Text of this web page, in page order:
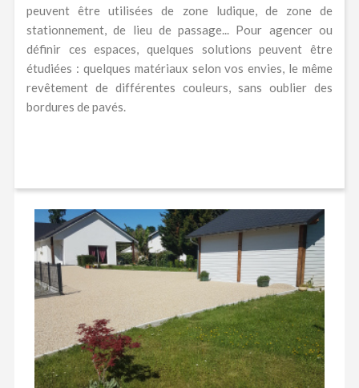
peuvent être utilisées de zone ludique, de zone de
stationnement, de lieu de passage... Pour agencer ou
définir ces espaces, quelques solutions peuvent être
étudiées : quelques matériaux selon vos envies, le même
revêtement de différentes couleurs, sans oublier des
bordures de pavés.